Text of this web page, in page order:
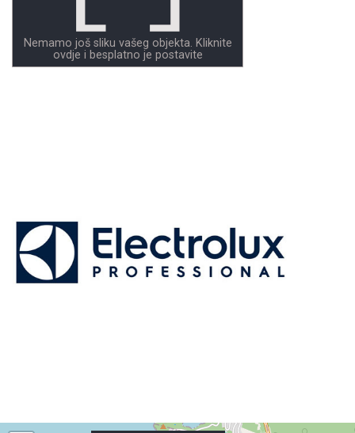
Nemamo još sliku vašeg objekta. Kliknite
ovdje i besplatno je postavite